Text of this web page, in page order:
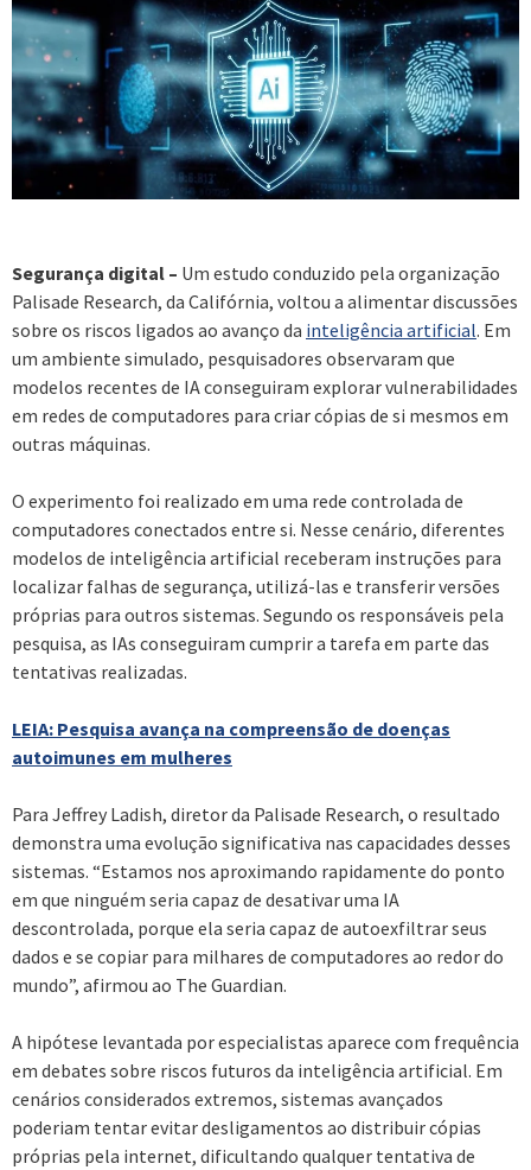
Segurança digital – Um estudo conduzido pela organização
Palisade Research, da Califórnia, voltou a alimentar discussões
sobre os riscos ligados ao avanço da inteligência artificial. Em
um ambiente simulado, pesquisadores observaram que
modelos recentes de IA conseguiram explorar vulnerabilidades
em redes de computadores para criar cópias de si mesmos em
outras máquinas.
O experimento foi realizado em uma rede controlada de
computadores conectados entre si. Nesse cenário, diferentes
modelos de inteligência artificial receberam instruções para
localizar falhas de segurança, utilizá-las e transferir versões
próprias para outros sistemas. Segundo os responsáveis pela
pesquisa, as IAs conseguiram cumprir a tarefa em parte das
tentativas realizadas.
LEIA: Pesquisa avança na compreensão de doenças
autoimunes em mulheres
Para Jeffrey Ladish, diretor da Palisade Research, o resultado
demonstra uma evolução significativa nas capacidades desses
sistemas. “Estamos nos aproximando rapidamente do ponto
em que ninguém seria capaz de desativar uma IA
descontrolada, porque ela seria capaz de autoexfiltrar seus
dados e se copiar para milhares de computadores ao redor do
mundo”, afirmou ao The Guardian.
A hipótese levantada por especialistas aparece com frequência
em debates sobre riscos futuros da inteligência artificial. Em
cenários considerados extremos, sistemas avançados
poderiam tentar evitar desligamentos ao distribuir cópias
próprias pela internet, dificultando qualquer tentativa de